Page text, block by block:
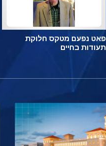
פאט נפעם מטקס חלוקת
תעודות בחיים